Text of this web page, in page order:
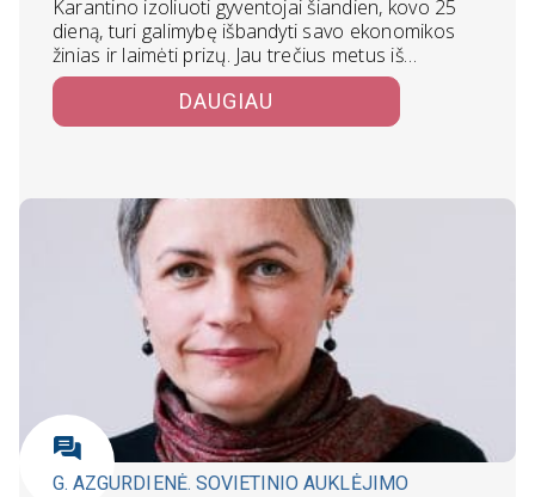
Karantino izoliuoti gyventojai šiandien, kovo 25
dieną, turi galimybę išbandyti savo ekonomikos
žinias ir laimėti prizų. Jau trečius metus iš…
DAUGIAU
G. AZGURDIENĖ. SOVIETINIO AUKLĖJIMO